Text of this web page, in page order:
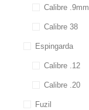
Calibre .9mm
Calibre 38
Espingarda
Calibre .12
Calibre .20
Fuzil